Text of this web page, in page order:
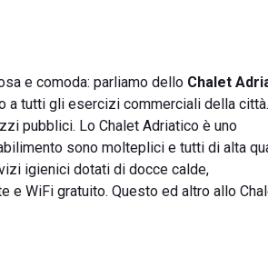
e comoda: parliamo dello Chalet
a tutti gli esercizi commerciali della città.
pubblici. Lo Chalet Adriatico è uno
sono molteplici e tutti di alta
igienici dotati di docce calde,
e WiFi gratuito. Questo ed altro allo